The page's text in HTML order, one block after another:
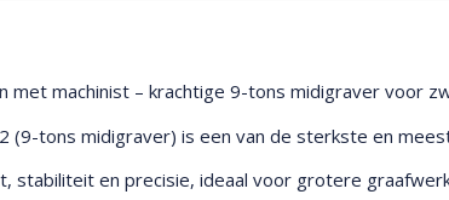
met machinist – krachtige 9-tons midigraver voor
(9-tons midigraver) is een van de sterkste en
stabiliteit en precisie, ideaal voor grotere